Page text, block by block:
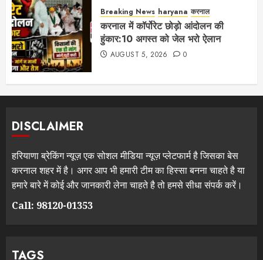
Breaking News haryana करनाल
करनाल में कॉर्पोरेट छोड़ो आंदोलन की
हुंकार:10 अगस्त को जेल भरो ऐलान
AUGUST 5, 2026 0
DISCLAIMER
हरियाणा ब्रेकिंग न्यूज़ एक सोशल मीडिया न्यूज़ प्लेटफार्म है जिसका बेस
करनाल शहर में है। अगर आप भी हमारी टीम का हिस्सा बनना चाहते है या
हमारे बारे में कोई और जानकारी लेना चाहते है तो हमसे सीधा संपर्क करें।
Call: 98120-01353
TAGS